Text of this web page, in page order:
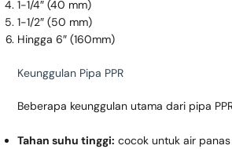
1-1/4″ (40 mm)
1-1/2″ (50 mm)
Hingga 6″ (160mm)
Keunggulan Pipa PPR
Beberapa keunggulan utama dari pipa
Tahan suhu tinggi: cocok untuk air